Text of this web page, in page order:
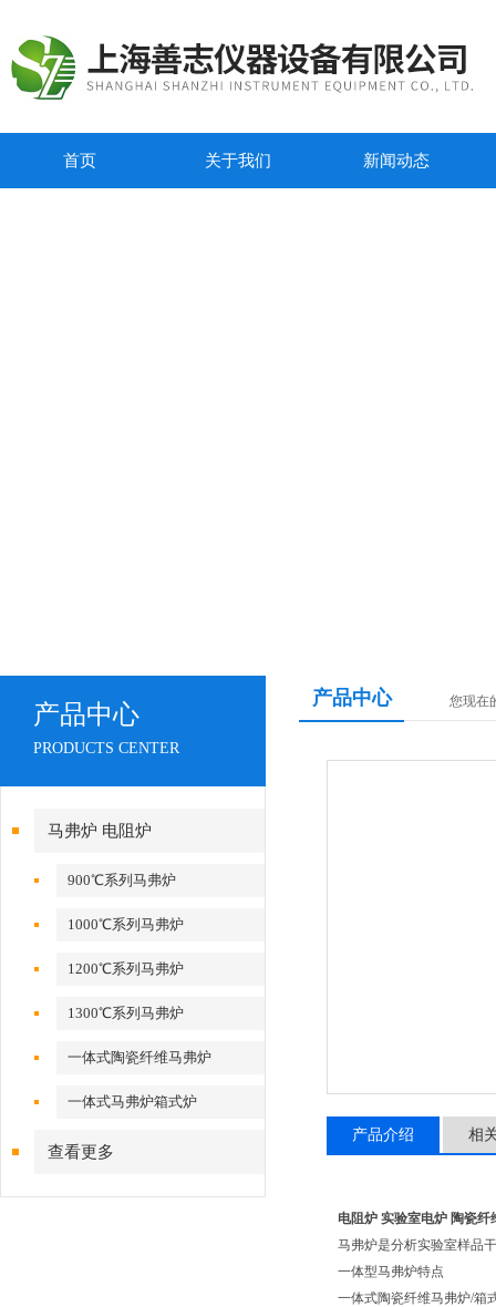
首页 关于我们 新闻动态
产品中心
PRODUCTS CENTER
马弗炉 电阻炉
900℃系列马弗炉
1000℃系列马弗炉
1200℃系列马弗炉
1300℃系列马弗炉
一体式陶瓷纤维马弗炉
一体式马弗炉箱式炉
查看更多
产品中心 您现在
产品介绍 相
电阻炉 实验室电炉 陶瓷纤
马弗炉是分析实验室样品
一体型马弗炉特点
一体式陶瓷纤维马弗炉/箱